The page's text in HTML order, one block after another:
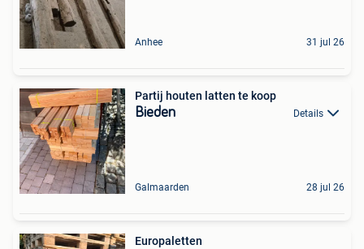
Anhee 31 jul 26
Partij houten latten te koop
Bieden Details
Galmaarden 28 jul 26
Europaletten